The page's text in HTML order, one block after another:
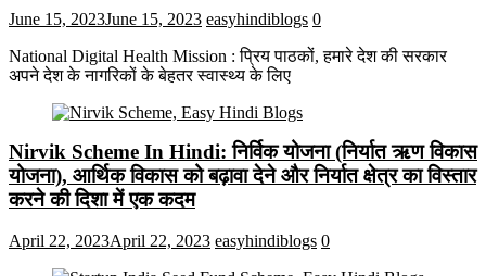
June 15, 2023June 15, 2023 easyhindiblogs 0
National Digital Health Mission : प्रिय पाठकों, हमारे देश की सरकार
अपने देश के नागरिकों के बेहतर स्वास्थ्य के लिए
Nirvik Scheme In Hindi: निर्विक योजना (निर्यात ऋण विकास
योजना), आर्थिक विकास को बढ़ावा देने और निर्यात क्षेत्र का विस्तार
करने की दिशा में एक कदम
April 22, 2023April 22, 2023 easyhindiblogs 0